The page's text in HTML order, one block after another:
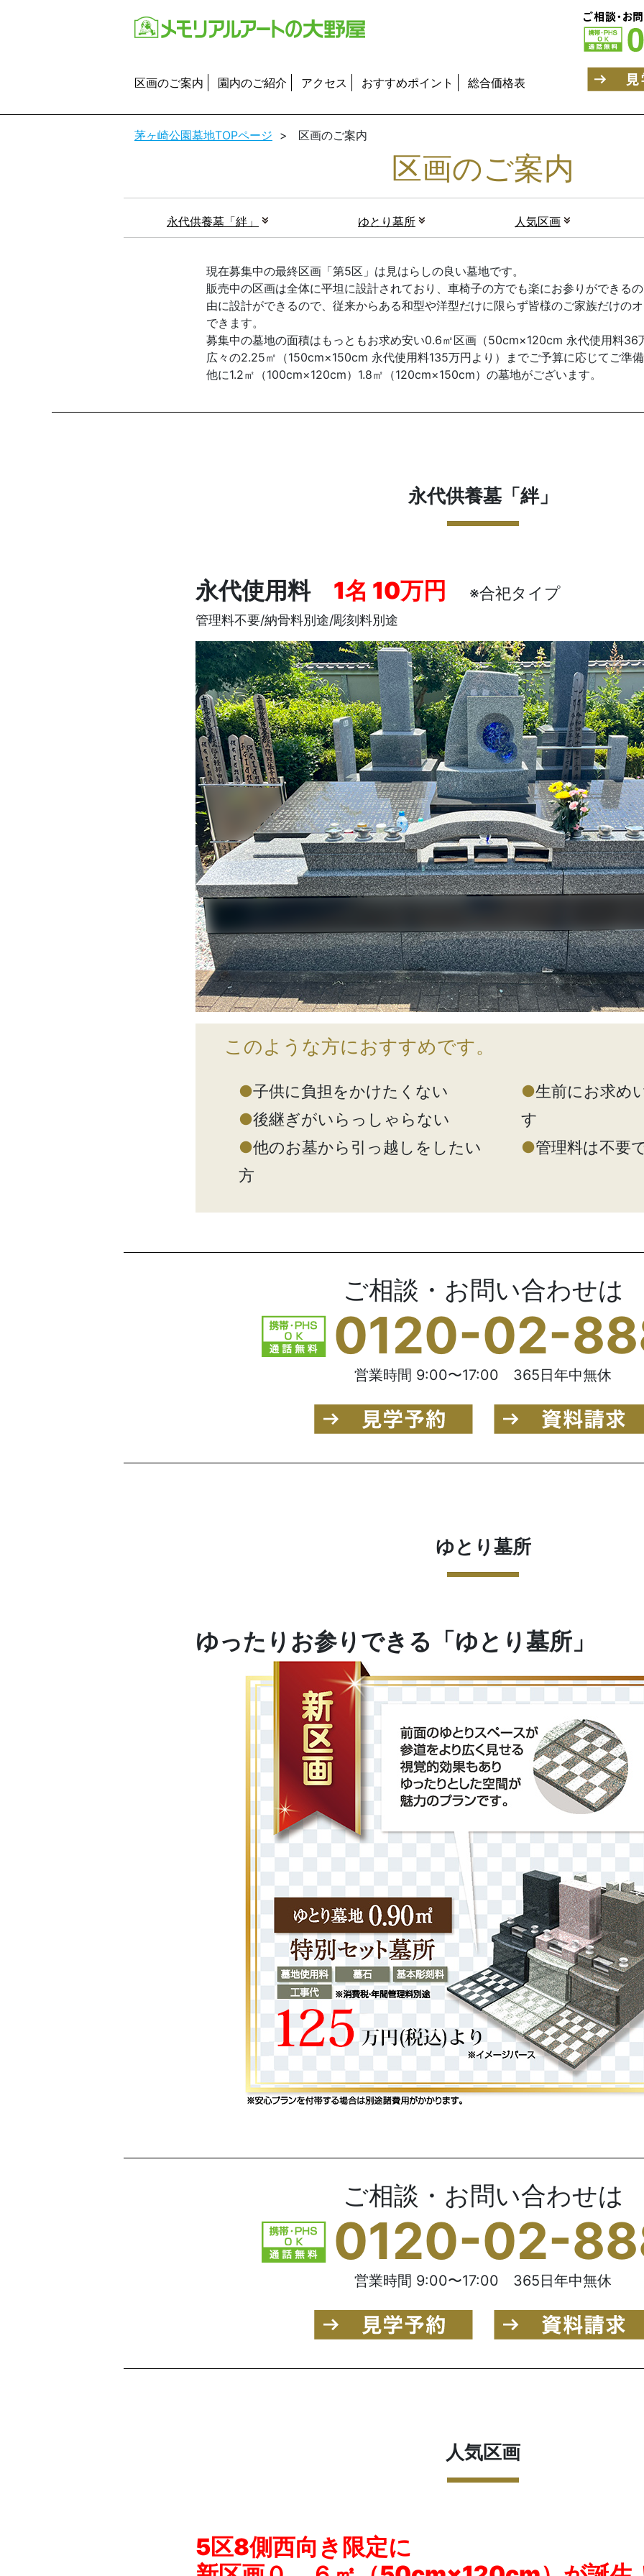
区画のご案内 園内のご紹介 アクセス おすすめポイント 総合価格表
茅ヶ崎公園墓地TOPページ > 区画のご案内
区画のご案内
永代供養墓「絆」 ゆとり墓所 人気区画
現在募集中の最終区画「第5区」は見はらしの良い墓地です。
販売中の区画は全体に平坦に設計されており、車椅子の方でも楽にお参りができる
由に設計ができるので、従来からある和型や洋型だけに限らず皆様のご家族だけの
できます。
募集中の墓地の面積はもっともお求め安い0.6㎡区画（50cm×120cm 永代使用料36
広々の2.25㎡（150cm×150cm 永代使用料135万円より）までご予算に応じてご準
他に1.2㎡（100cm×120cm）1.8㎡（120cm×150cm）の墓地がございます。
永代供養墓「絆」
永代使用料 1名 10万円 ※合祀タイプ
管理料不要/納骨料別途/彫刻料別途
このような方におすすめです。
●子供に負担をかけたくない
●後継ぎがいらっしゃらない
●他のお墓から引っ越しをしたい
方
●生前にお求め
す
●管理料は不要
ご相談・お問い合わせは
0120-02-
営業時間 9:00〜17:00 365日年中無休
ゆとり墓所
ゆったりお参りできる「ゆとり墓所」
ご相談・お問い合わせは
0120-02-
営業時間 9:00〜17:00 365日年中無休
人気区画
5区8側西向き限定に